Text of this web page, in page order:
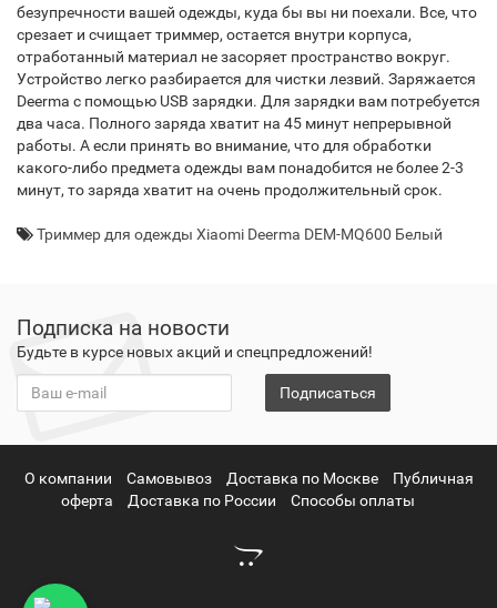
безупречности вашей одежды, куда бы вы ни поехали. Все, что
срезает и счищает триммер, остается внутри корпуса,
отработанный материал не засоряет пространство вокруг.
Устройство легко разбирается для чистки лезвий. Заряжается
Deerma с помощью USB зарядки. Для зарядки вам потребуется
два часа. Полного заряда хватит на 45 минут непрерывной
работы. А если принять во внимание, что для обработки
какого-либо предмета одежды вам понадобится не более 2-3
минут, то заряда хватит на очень продолжительный срок.
Триммер для одежды Xiaomi Deerma DEM-MQ600 Белый
Подписка на новости
Будьте в курсе новых акций и спецпредложений!
Подписаться
О компании Самовывоз Доставка по Москве
Публичная
оферта
Доставка по России Способы оплаты